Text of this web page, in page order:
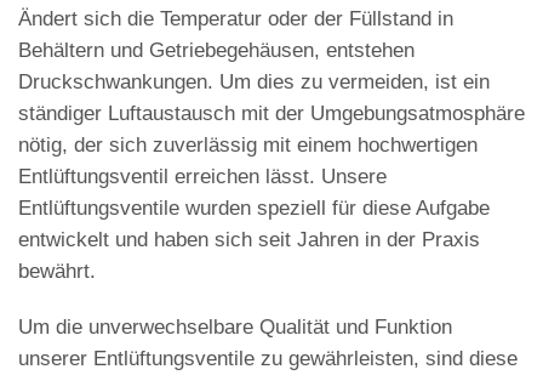
Ändert sich die Temperatur oder der Füllstand in
Behältern und Getriebegehäusen, entstehen
Druckschwankungen. Um dies zu vermeiden, ist ein
ständiger Luftaustausch mit der Umgebungsatmosphäre
nötig, der sich zuverlässig mit einem hochwertigen
Entlüftungsventil erreichen lässt. Unsere
Entlüftungsventile wurden speziell für diese Aufgabe
entwickelt und haben sich seit Jahren in der Praxis
bewährt.
Um die unverwechselbare Qualität und Funktion
unserer Entlüftungsventile zu gewährleisten, sind diese